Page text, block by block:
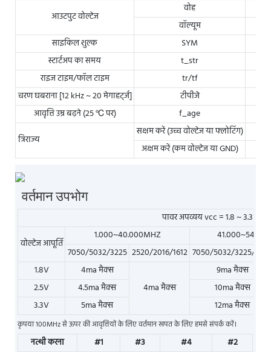
आउटपुट वोल्टेज
वोह
वॉल्यूम
साइकिल शुल्क
SYM
स्टार्टअप का समय
t_str
राइज टाइम/फॉल टाइम
tr/tf
चरण घबराना [12 kHz ~ 20 मेगाहर्ट्ज]
टीपीजे
आवृत्ति उम्र बढ़ने (25 ℃ पर)
f_age
त्रिराज्य
सक्षम करें (उच्च वोल्टेज या फ्लोटिंग)
अक्षम करें (कम वोल्टेज या GND)
वर्तमान उपभोग
पावर अपव्यय vcc = 1.8 ~ 3.3V
वोल्टेज आपूर्ति
1.000~40.000MHZ
7050/5032/3225 2520/2016/1612 7050/5032/3225/
1.8V
4ma मैक्स
4ma मैक्स
9ma मैक्स
2.5V
4.5ma मैक्स
10ma मैक्स
3.3V
5ma मैक्स 12ma मैक्स
कृपया 100MHz से ऊपर की आवृत्तियों के लिए वर्तमान खपत के लिए हमसे संपर्क करें।
नत्थी करना #1 #3 #4
#2